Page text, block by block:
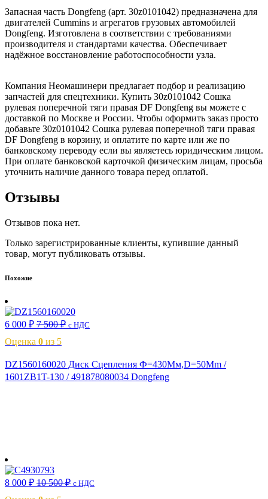
Запасная часть Dongfeng (арт. 30z0101042) предназначена для
двигателей Cummins и агрегатов грузовых автомобилей
Dongfeng. Изготовлена в соответствии с требованиями
производителя и стандартами качества. Обеспечивает
надёжное восстановление работоспособности узла.
Компания Неомашинери предлагает подбор и реализацию
запчастей для спецтехники. Купить 30z0101042 Сошка
рулевая поперечной тяги правая DF Dongfeng вы можете с
доставкой по Москве и России. Чтобы оформить заказ просто
добавьте 30z0101042 Сошка рулевая поперечной тяги правая
DF Dongfeng в корзину, и оплатите по карте или же по
банковскому переводу если вы являетесь юридическим лицом.
При оплате банковской карточкой физическим лицам, просьба
уточнить наличие данного товара перед оплатой.
Отзывы
Отзывов пока нет.
Только зарегистрированные клиенты, купившие данный
товар, могут публиковать отзывы.
Похожие
6 000 ₽ 7 500₽ с НДС
Оценка 0 из 5
DZ1560160020 Диск Сцепления Ф=430Мм,D=50Mm /
1601ZB1T-130 / 491878080034 Dongfeng
8 000 ₽ 10 500₽ с НДС